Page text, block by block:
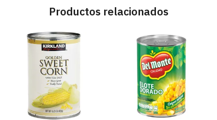
Productos relacionados